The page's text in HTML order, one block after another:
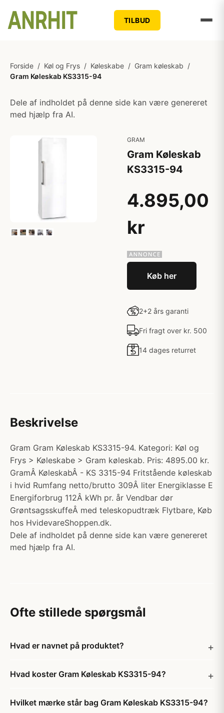
TILBUD
Forside / Køl og Frys / Køleskabe / Gram køleskab /
Gram Køleskab KS3315-94
Dele af indholdet på denne side kan være genereret
med hjælp fra AI.
GRAM
Gram Køleskab
KS3315-94
4.895,00
kr
Køb her
2+2 års garanti
Fri fragt over kr. 500
14 dages returret
Beskrivelse
Gram Gram Køleskab KS3315-94. Kategori: Køl og
Frys > Køleskabe > Gram køleskab. Pris: 4895.00 kr.
GramÂ KøleskabÂ - KS 3315-94 Fritstående køleskab
i hvid Rumfang netto/brutto 309Â liter Energiklasse E
Energiforbrug 112Â kWh pr. år Vendbar dør
GrøntsagsskuffeÂ med teleskopudtræk Flytbare, Køb
hos HvidevareShoppen.dk.
Dele af indholdet på denne side kan være genereret
med hjælp fra AI.
Ofte stillede spørgsmål
Hvad er navnet på produktet?
Hvad koster Gram Køleskab KS3315-94?
Hvilket mærke står bag Gram Køleskab KS3315-94?